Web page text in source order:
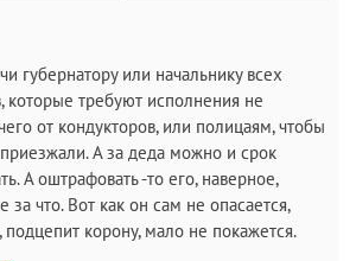
губернатору или начальнику всех
которые требуют исполнения не
от кондукторов, или полицаям, чтобы
А за деда можно и срок
А оштрафовать -то его, наверное,
за что. Вот как он сам не опасается,
корону, мало не покажется.